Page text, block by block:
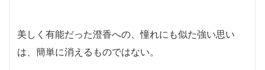
美しく有能だった澄香への、憧れにも似た強い思い
は、簡単に消えるものではない。